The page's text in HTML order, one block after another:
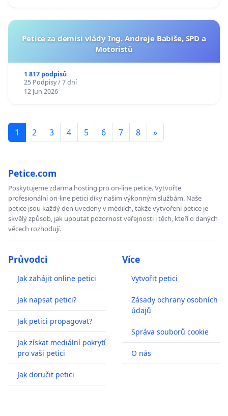
Petice za demisi vlády Ing. Andreje Babiše, SPD a
Motoristů
1 817 podpisů
25 Podpisy / 7 dní
12 Jun 2026
1 2 3 4 5 6 7 8 »
Petice.com
Poskytujeme zdarma hosting pro on-line petice. Vytvořte
profesionální on-line petici díky našim výkonným službám. Naše
petice jsou každý den uvedeny v médiích, takže vytvoření petice je
skvělý způsob, jak upoutat pozornost veřejnosti i těch, kteří o daných
věcech rozhodují.
Průvodci
Jak zahájit online petici
Jak napsat petici?
Jak petici propagovat?
Jak získat mediální pokrytí
pro vaši petici
Jak doručit petici
Více
Vytvořit petici
Zásady ochrany osobních
údajů
Správa souborů cookie
O nás